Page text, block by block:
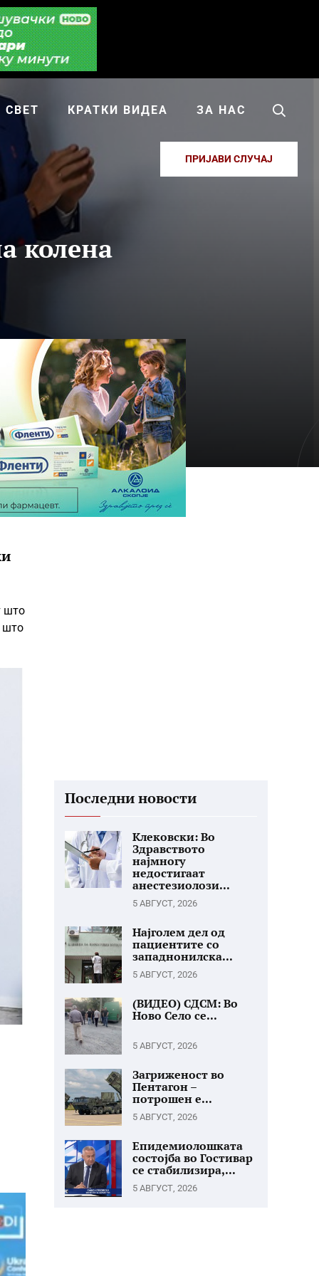
СВЕТ КРАТКИ ВИДЕА ЗА НАС
ПРИЈАВИ СЛУЧАЈ
колена
што
што
Последни новости
Клековски: Во
Здравството
најмногу
недостигаат
анестезиолози...
5 АВГУСТ, 2026
Најголем дел од
пациентите со
западнонилска...
5 АВГУСТ, 2026
(ВИДЕО) СДСМ: Во
Ново Село се...
5 АВГУСТ, 2026
Загриженост во
Пентагон –
потрошен е...
5 АВГУСТ, 2026
Епидемиолошката
состојба во Гостивар
се стабилизира,...
5 АВГУСТ, 2026